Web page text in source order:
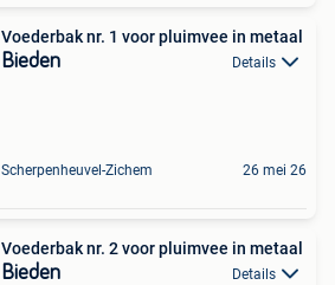
Voederbak nr. 1 voor pluimvee in metaal
Bieden Details
Scherpenheuvel-Zichem 26 mei 26
Voederbak nr. 2 voor pluimvee in metaal
Bieden Details